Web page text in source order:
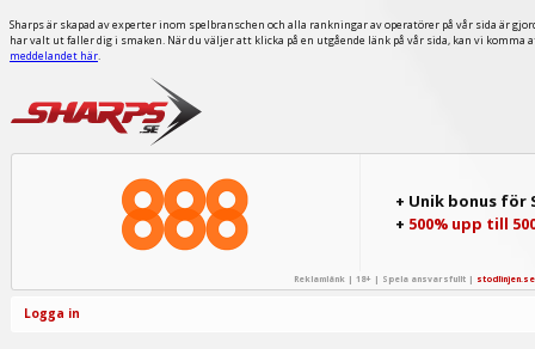
Sharps är skapad av experter inom spelbranschen och alla rankningar av operatörer på vår sida är
har valt ut faller dig i smaken. När du väljer att klicka på en utgående länk på vår sida, kan vi
meddelandet här.
+ Unik bonus för
+ 500% upp till
Reklamlänk | 18+ | Spela ansvarsfullt | stodlinjen.se
Logga in